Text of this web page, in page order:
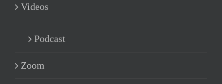
Videos
Podcast
Zoom